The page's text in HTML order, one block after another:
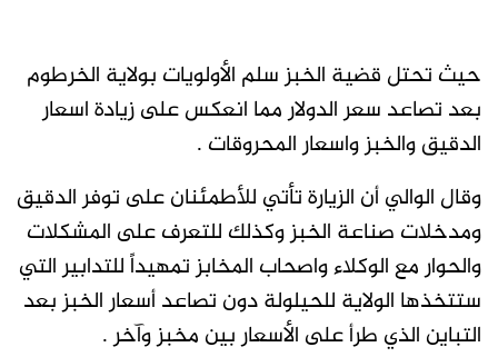
حيث تحتل قضية الخبز سلم الأولويات بولاية الخرطوم
بعد تصاعد سعر الدولار مما انعكس على زيادة اسعار
الدقيق والخبز واسعار المحروقات .
وقال الوالي أن الزيارة تأتي للأطمئنان على توفر الدقيق
ومدخلات صناعة الخبز وكذلك للتعرف على المشكلات
والحوار مع الوكلاء واصحاب المخابز تمهيداً للتدابير التي
ستتخذها الولاية للحيلولة دون تصاعد أسعار الخبز بعد
التباين الذي طرأ على الأسعار بين مخبز وآخر .